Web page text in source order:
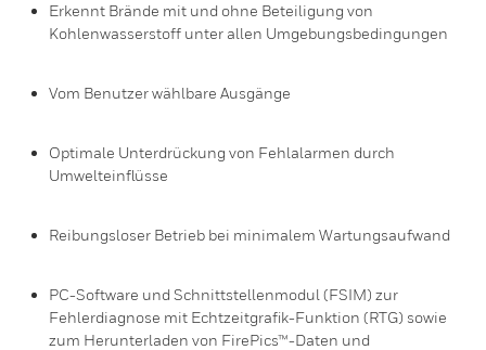
Erkennt Brände mit und ohne Beteiligung von
Kohlenwasserstoff unter allen Umgebungsbedingungen
Vom Benutzer wählbare Ausgänge
Optimale Unterdrückung von Fehlalarmen durch
Umwelteinflüsse
Reibungsloser Betrieb bei minimalem Wartungsaufwand
PC-Software und Schnittstellenmodul (FSIM) zur
Fehlerdiagnose mit Echtzeitgrafik-Funktion (RTG) sowie
zum Herunterladen von FirePics™-Daten und